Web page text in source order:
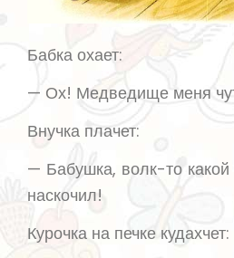
Бабка охает:
— Ох! Медведище меня
Внучка плачет:
— Бабушка, волк-то
наскочил!
Курочка на печке кудахчет: